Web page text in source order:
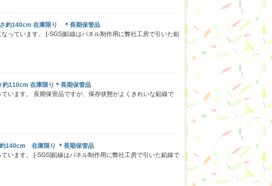
約140cm 在庫限り ＊長期保管品
ています。 [-SGS]鉛線はパネル制作用に弊社工房で引いた鉛
110cm 在庫限り＊長期保管品
います。 長期保管品ですが、保存状態がよくきれいな鉛線で
140cm 在庫限り ＊長期保管品
ます。 [-SGS]鉛線はパネル制作用に弊社工房で引いた鉛線で